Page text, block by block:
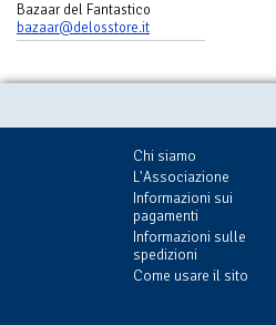
Bazaar del Fantastico
bazaar@delosstore.it
Chi siamo
L'Associazione
Informazioni sui
pagamenti
Informazioni sulle
spedizioni
Come usare il sito